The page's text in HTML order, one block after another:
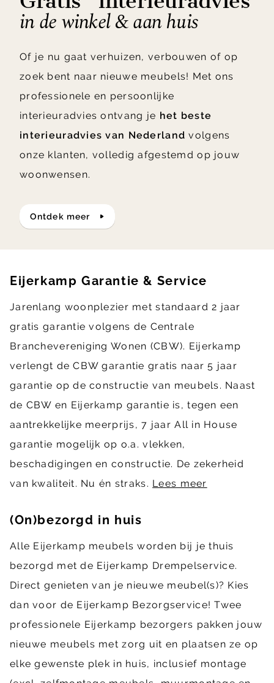
in de winkel & aan huis
Of je nu gaat verhuizen, verbouwen of op
zoek bent naar nieuwe meubels! Met ons
professionele en persoonlijke
interieuradvies ontvang je het beste
interieuradvies van Nederland volgens
onze klanten, volledig afgestemd op jouw
woonwensen.
ontdek meer
Eijerkamp Garantie & Service
Jarenlang woonplezier met standaard 2 jaar
gratis garantie volgens de Centrale
Branchevereniging Wonen (CBW). Eijerkamp
verlengt de CBW garantie gratis naar 5 jaar
garantie op de constructie van meubels. Naast
de CBW en Eijerkamp garantie is, tegen een
aantrekkelijke meerprijs, 7 jaar All in House
garantie mogelijk op o.a. vlekken,
beschadigingen en constructie. De zekerheid
van kwaliteit. Nu én straks. Lees meer
(On)bezorgd in huis
Alle Eijerkamp meubels worden bij je thuis
bezorgd met de Eijerkamp Drempelservice.
Direct genieten van je nieuwe meubel(s)? Kies
dan voor de Eijerkamp Bezorgservice! Twee
professionele Eijerkamp bezorgers pakken jouw
nieuwe meubels met zorg uit en plaatsen ze op
elke gewenste plek in huis, inclusief montage